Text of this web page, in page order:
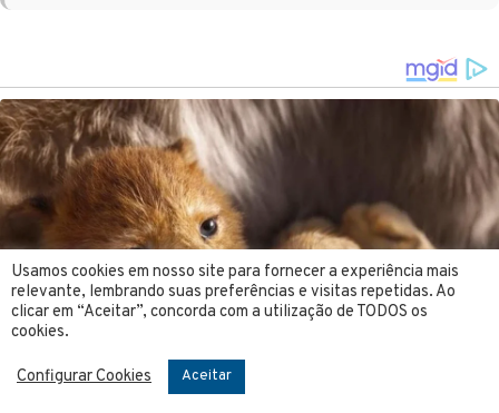
Usamos cookies em nosso site para fornecer a experiência mais
relevante, lembrando suas preferências e visitas repetidas. Ao
clicar em “Aceitar”, concorda com a utilização de TODOS os
cookies.
Configurar Cookies Aceitar